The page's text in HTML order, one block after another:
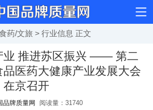
药/文旅 > 行业信息 正文
业 推进苏区振兴 —— 第二
品医药大健康产业发展大会
在京召开
品牌质量网 阅读量： 31740